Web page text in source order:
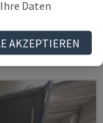
12.000 €
Daten
AKZEPTIEREN